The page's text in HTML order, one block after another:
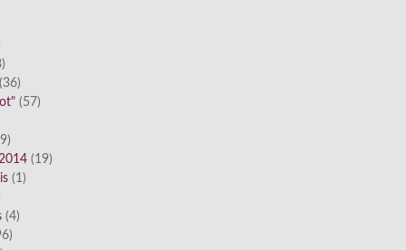
(36)
(57)
(19)
(1)
(4)